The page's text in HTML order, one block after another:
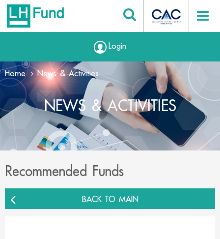
Login
NEWS & ACTIVITIES
Home News & Activities
Recommended Funds
BACK TO MAIN